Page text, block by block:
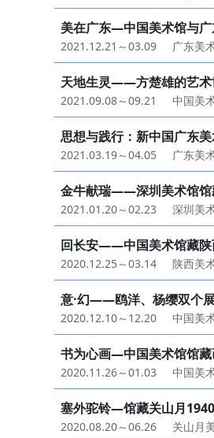
美在广东—中国美术馆与
2021.12.21～03.09 广东美
天地生灵——方楚雄的艺术
2021.09.08～09.21 中国美
思想与践行：新中国广东
2021.03.19～04.05 广东美
金牛献瑞——深圳美术馆馆
2021.01.20～02.23 深圳美
回长安——中国美术馆藏陕
2020.12.25～03.14 陕西美
意·幻——鸥洋、杨缨双个
2020.12.10～12.20 中国美
书为心画—中国美术馆馆
2020.11.26～01.03 中国美
塞外驼铃—馆藏关山月
2020.08.20～06.26 关山月